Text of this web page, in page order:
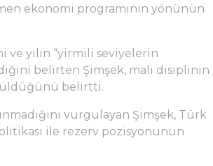
ekonomi programının yönünün
ve yılın “yirmili seviyelerin
belirten Şimşek, mali disiplinin
belirtti.
vurgulayan Şimşek, Türk
ile rezerv pozisyonunun